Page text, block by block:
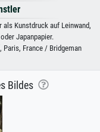
Kunstdruck auf Leinwand,
Japanpapier.
Paris, France / Bridgeman
Bildes